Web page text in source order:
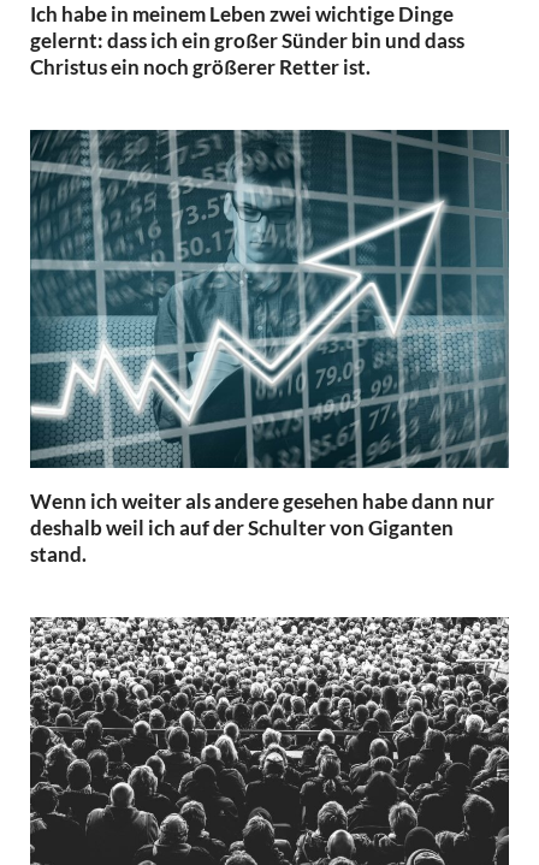
Ich habe in meinem Leben zwei wichtige Dinge
gelernt: dass ich ein großer Sünder bin und dass
Christus ein noch größerer Retter ist.
Wenn ich weiter als andere gesehen habe dann nur
deshalb weil ich auf der Schulter von Giganten
stand.